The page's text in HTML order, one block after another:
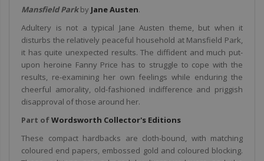
Mansfield Parkby Jane Austen.
Adultery is not a typical Jane Austen theme, but when it
disturbs the relatively peaceful household at Mansfield Park,
it has quite unexpected results. The diffident and much put-
upon heroine Fanny Price has to struggle to cope with the
results, re-examining her own feelings while enduring the
cheerful amorality, old-fashioned indifference and priggish
disapproval of those around her.
Part ofWordsworth Collector's Editions
These compact hardbacks are cloth-bound, with matching
coloured end papers, embossed gold and coloured blocking.